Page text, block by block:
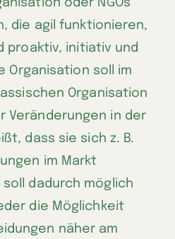
oder NGOs
die agil funktionieren,
proaktiv, initiativ und
Organisation soll im
Organisation
Veränderungen in der
dass sie sich z. B.
im Markt
soll dadurch möglich
die Möglichkeit
näher am